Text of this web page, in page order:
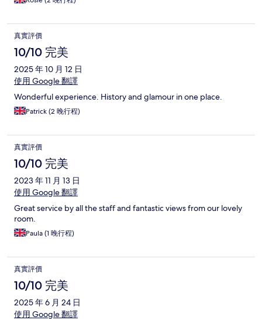
真實評價
10/10 完美
2025 年 10 月 12 日
使用 Google 翻譯
Wonderful experience. History and glamour in one place.
Patrick (2 晚行程)
真實評價
10/10 完美
2023 年 11 月 13 日
使用 Google 翻譯
Great service by all the staff and fantastic views from our lovely
room.
Paula (1 晚行程)
真實評價
10/10 完美
2025 年 6 月 24 日
使用 Google 翻譯